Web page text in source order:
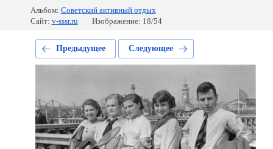
Альбом: Советский активный отдых
Сайт: v-sssr.ru Изображение: 18/54
Предыдущее Следующее